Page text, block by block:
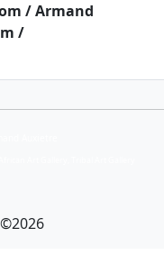
/ Armand
/